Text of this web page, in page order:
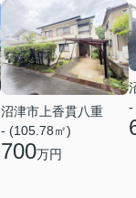
沼津市上香貫八重
- (105.78㎡)
700万円
-